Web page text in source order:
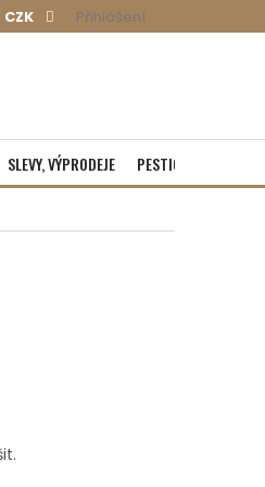
CZK Přihlášení
SLEVY, VÝPRODEJE PESTICIDY